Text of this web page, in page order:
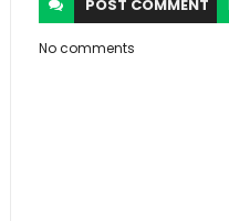
POST COMMENT
No comments